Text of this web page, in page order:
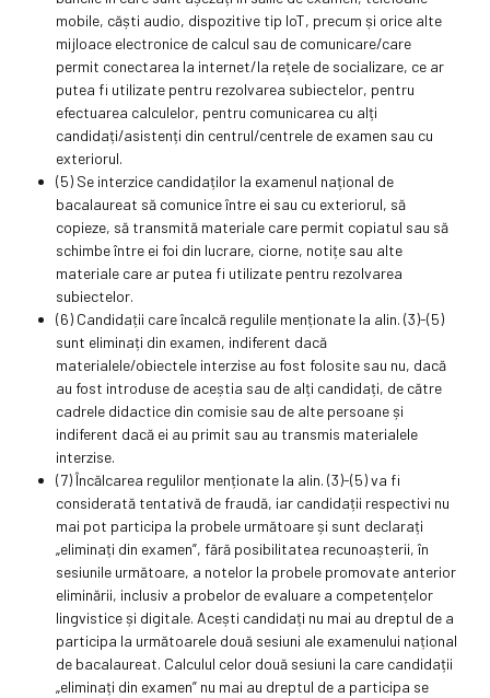
mobile, căști audio, dispozitive tip IoT, precum și orice alte
mijloace electronice de calcul sau de comunicare/care
permit conectarea la internet/la rețele de socializare, ce ar
putea fi utilizate pentru rezolvarea subiectelor, pentru
efectuarea calculelor, pentru comunicarea cu alți
candidați/asistenți din centrul/centrele de examen sau cu
exteriorul.
(5) Se interzice candidaților la examenul național de
bacalaureat să comunice între ei sau cu exteriorul, să
copieze, să transmită materiale care permit copiatul sau să
schimbe între ei foi din lucrare, ciorne, notițe sau alte
materiale care ar putea fi utilizate pentru rezolvarea
subiectelor.
(6) Candidații care încalcă regulile menționate la alin. (3)-(5)
sunt eliminați din examen, indiferent dacă
materialele/obiectele interzise au fost folosite sau nu, dacă
au fost introduse de aceștia sau de alți candidați, de către
cadrele didactice din comisie sau de alte persoane și
indiferent dacă ei au primit sau au transmis materialele
interzise.
(7) Încălcarea regulilor menționate la alin. (3)-(5) va fi
considerată tentativă de fraudă, iar candidații respectivi nu
mai pot participa la probele următoare și sunt declarați
„eliminați din examen”, fără posibilitatea recunoașterii, în
sesiunile următoare, a notelor la probele promovate anterior
eliminării, inclusiv a probelor de evaluare a competențelor
lingvistice și digitale. Acești candidați nu mai au dreptul de a
participa la următoarele două sesiuni ale examenului național
de bacalaureat. Calculul celor două sesiuni la care candidații
„eliminați din examen” nu mai au dreptul de a participa se